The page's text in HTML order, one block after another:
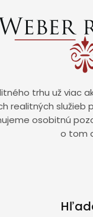
trhu už
realitných
osobitnú
o tom